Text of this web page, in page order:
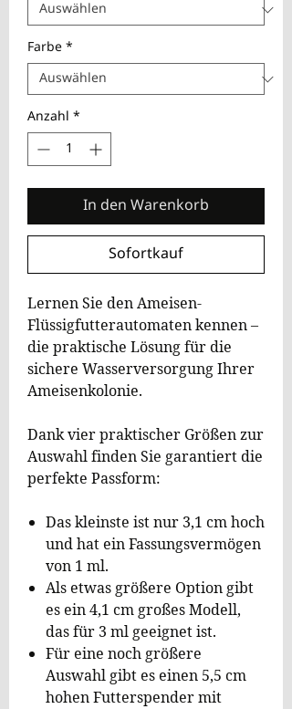
Farbe*
Anzahl*
In den Warenkorb
Sofortkauf
Lernen Sie den Ameisen-
Flüssigfutterautomaten kennen –
die praktische Lösung für die
sichere Wasserversorgung Ihrer
Ameisenkolonie.
Dank vier praktischer Größen zur
Auswahl finden Sie garantiert die
perfekte Passform:
Das kleinste ist nur 3,1 cm hoch
und hat ein Fassungsvermögen
von 1 ml.
Als etwas größere Option gibt
es ein 4,1 cm großes Modell,
das für 3 ml geeignet ist.
Für eine noch größere
Auswahl gibt es einen 5,5 cm
hohen Futterspender mit